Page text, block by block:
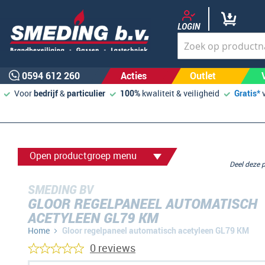
LOGIN
0594 612 260 Acties Outlet
Voorbedrijf&particulier 100% kwaliteit & veiligheid Gratis*
Open productgroep menu
SMEDING BV
GLOOR REGELPANEEL AUTOMATISCH
ACETYLEEN GL79 KM
Home Gloor regelpaneel automatisch acetyleen GL79 KM
Deel
0 reviews